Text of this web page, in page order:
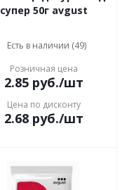
супер 50г avgust
Есть в наличии (49)
Розничная цена
2.85руб./шт
Цена по дисконту
2.68руб./шт